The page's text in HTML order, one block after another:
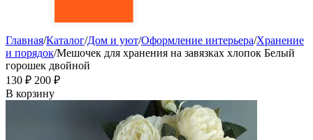
Главная/Каталог/Дом и уют/Оформление интерьера/Хранение
и порядок/Мешочек для хранения на завязках хлопок Белый
горошек двойной
‍130‍ ₽ ‍200‍ ₽
В корзину